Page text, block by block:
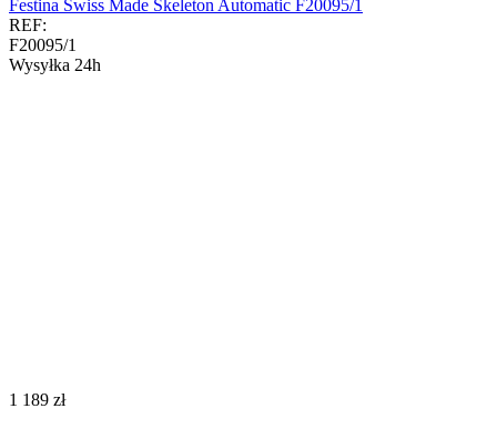
Festina Swiss Made Skeleton Automatic F20095/1
REF:
F20095/1
Wysyłka 24h
‍1 189‍ zł